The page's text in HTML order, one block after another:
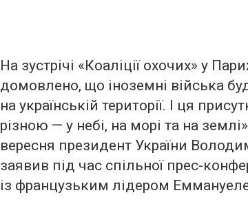
На зустрічі «Коаліції охочих» у
домовлено, що іноземні війська
на українській території. І ця
різною — у небі, на морі та на
вересня президент України
заявив під час спільної прес-
із французьким лідером